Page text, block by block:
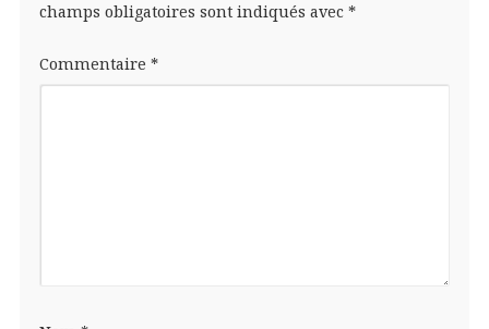
champs obligatoires sont indiqués avec *
Commentaire *